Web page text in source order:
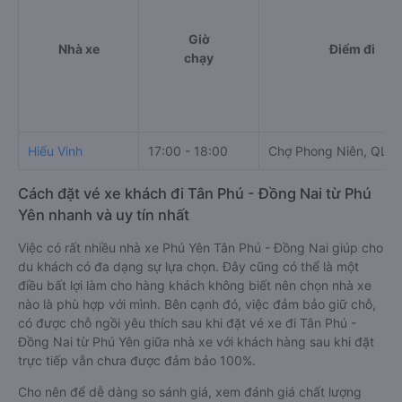
Nhà xe
Giờ
chạy
Điểm đi
Hiếu Vinh 17:00 - 18:00 Chợ Phong Niên, QL25
Cách đặt vé xe khách đi Tân Phú - Đồng Nai từ Phú
Yên nhanh và uy tín nhất
Việc có rất nhiều nhà xe Phú Yên Tân Phú - Đồng Nai giúp cho
du khách có đa dạng sự lựa chọn. Đây cũng có thể là một
điều bất lợi làm cho hàng khách không biết nên chọn nhà xe
nào là phù hợp với mình. Bên cạnh đó, việc đảm bảo giữ chỗ,
có được chỗ ngồi yêu thích sau khi đặt vé xe đi Tân Phú -
Đồng Nai từ Phú Yên giữa nhà xe với khách hàng sau khi đặt
trực tiếp vẫn chưa được đảm bảo 100%.
Cho nên để dễ dàng so sánh giá, xem đánh giá chất lượng